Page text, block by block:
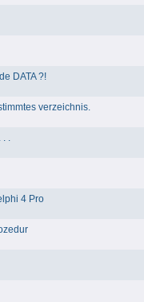
DATA ?!
verzeichnis.
. .
4 Pro